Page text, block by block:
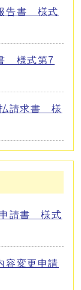
告書 様式
様式第7
払請求書 様
申請書 様式
容変更申請